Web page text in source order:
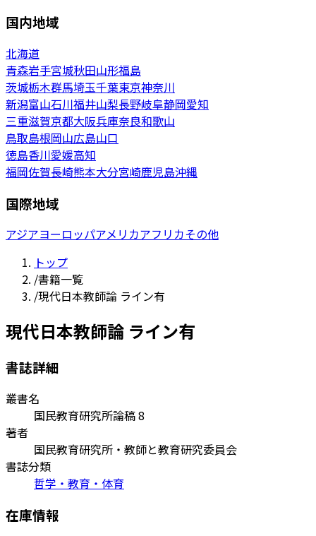
国内地域
北海道
青森岩手宮城秋田山形福島
茨城栃木群馬埼玉千葉東京神奈川
新潟富山石川福井山梨長野岐阜静岡愛知
三重滋賀京都大阪兵庫奈良和歌山
鳥取島根岡山広島山口
徳島香川愛媛高知
福岡佐賀長崎熊本大分宮崎鹿児島沖縄
国際地域
アジアヨーロッパアメリカアフリカその他
トップ
/書籍一覧
/現代日本教師論 ライン有
現代日本教師論 ライン有
書誌詳細
叢書名
国民教育研究所論稿 8
著者
国民教育研究所・教師と教育研究委員会
書誌分類
哲学・教育・体育
在庫情報